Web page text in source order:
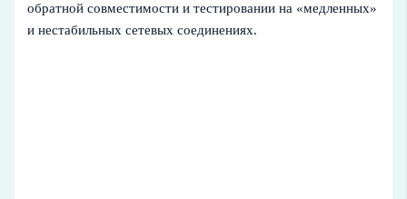
обратной совместимости и тестировании на «медленных»
и нестабильных сетевых соединениях.